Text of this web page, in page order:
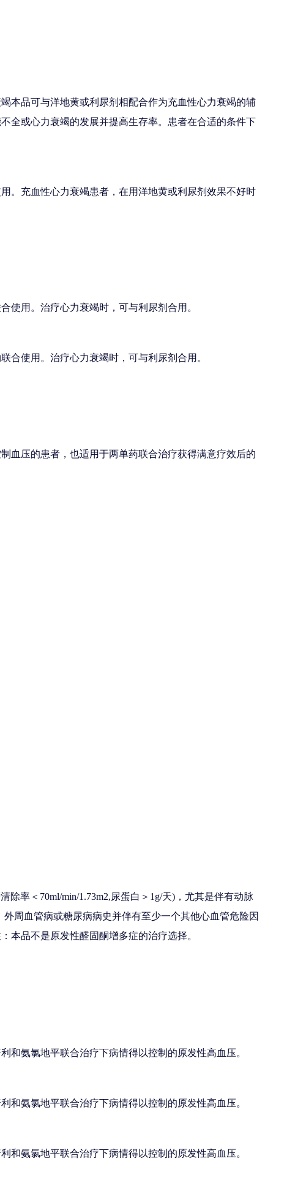
本品可与洋地黄或利尿剂相配合作为充血性心力衰竭的辅
全或心力衰竭的发展并提高生存率。患者在合适的条件下
。充血性心力衰竭患者，在用洋地黄或利尿剂效果不好时
使用。治疗心力衰竭时，可与利尿剂合用。
合使用。治疗心力衰竭时，可与利尿剂合用。
血压的患者，也适用于两单药联合治疗获得满意疗效后的
率＜70ml/min/1.73m2,尿蛋白＞1g/天)，尤其是伴有动脉
周血管病或糖尿病病史并伴有至少一个其他心血管危险因
本品不是原发性醛固酮增多症的治疗选择。
和氨氯地平联合治疗下病情得以控制的原发性高血压。
和氨氯地平联合治疗下病情得以控制的原发性高血压。
和氨氯地平联合治疗下病情得以控制的原发性高血压。